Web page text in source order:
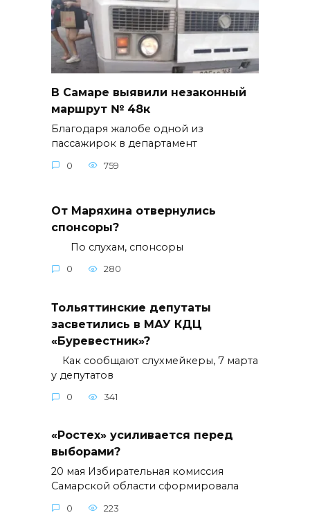
В Самаре выявили незаконный
маршрут № 48к
Благодаря жалобе одной из
пассажирок в департамент
0 759
От Маряхина отвернулись
спонсоры?
По слухам, спонсоры
0 280
Тольяттинские депутаты
засветились в МАУ КДЦ
«Буревестник»?
Как сообщают слухмейкеры, 7 марта
у депутатов
0 341
«Ростех» усиливается перед
выборами?
20 мая Избирательная комиссия
Самарской области сформировала
0 223